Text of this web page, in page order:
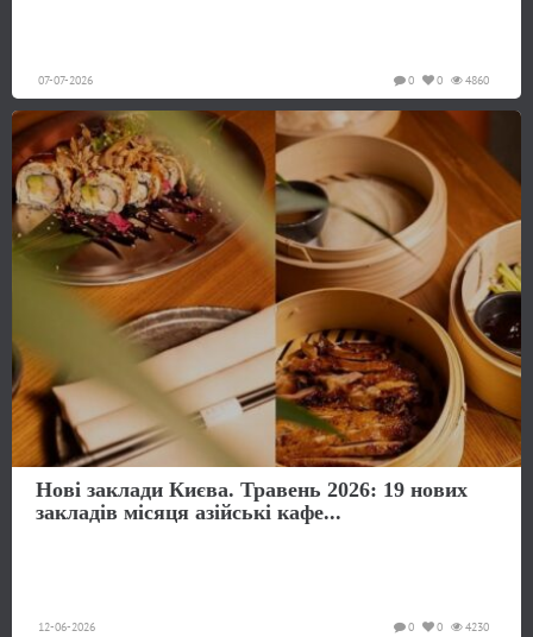
07-07-2026 4860
0
0
Нові заклади Києва. Травень 2026: 19 нових
закладів місяця азійські кафе...
12-06-2026 4230
0
0